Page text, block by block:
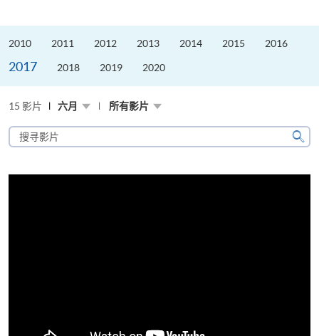
2010 2011 2012 2013 2014 2015 2016
2017 2018 2019 2020
15 影片 六月 所有影片
搜
寻
片
搜